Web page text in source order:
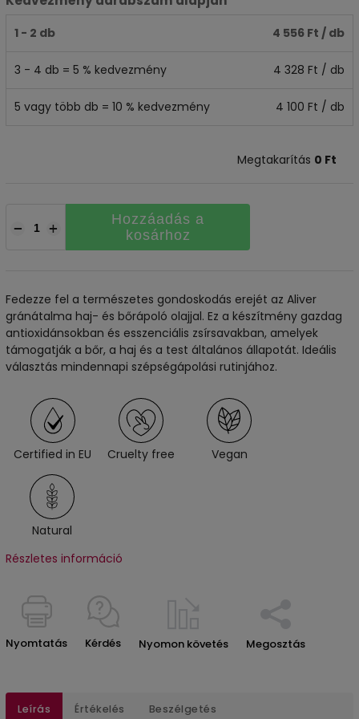
1 - 2 db 4 556 Ft / db
3 - 4 db = 5 % kedvezmény 4 328 Ft / db
5 vagy több db = 10 % kedvezmény 4 100 Ft / db
Megtakarítás 0 Ft
+
−
Hozzáadás a
kosárhoz
Fedezze fel a természetes gondoskodás erejét az Aliver
gránátalma haj- és bőrápoló olajjal. Ez a készítmény gazdag
antioxidánsokban és esszenciális zsírsavakban, amelyek
támogatják a bőr, a haj és a test általános állapotát. Ideális
választás mindennapi szépségápolási rutinjához.
Certified in EU Cruelty free Vegan
Natural
Részletes információ
Nyomtatás Kérdés Nyomon követés Megosztás
Leírás Értékelés Beszélgetés